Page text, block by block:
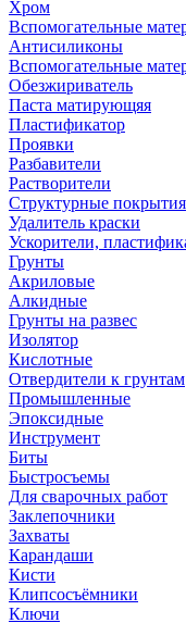
Хром
Вспомогательные
Антисиликоны
Вспомогательные
Обезжириватель
Паста матирующяя
Пластификатор
Проявки
Разбавители
Растворители
Структурные покрытия
Удалитель краски
Ускорители,
Грунты
Акриловые
Алкидные
Грунты на развес
Изолятор
Кислотные
Отвердители к грунтам
Промышленные
Эпоксидные
Инструмент
Биты
Быстросъемы
Для сварочных работ
Заклепочники
Захваты
Карандаши
Кисти
Клипсосъёмники
Ключи